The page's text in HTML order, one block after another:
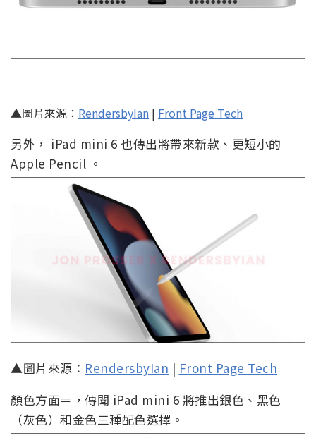
▲圖片來源： RendersbyIan | Front Page Tech
另外， iPad mini 6 也傳出將帶來新款、更短小的
Apple Pencil 。
▲圖片來源： RendersbyIan | Front Page Tech
顏色方面＝，傳聞 iPad mini 6 將推出銀色、黑色
（灰色）和金色三種配色選擇。